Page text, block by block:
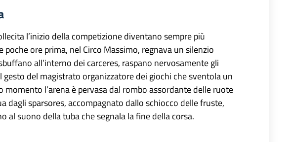
l’inizio della competizione diventano sempre più
poche ore prima, nel Circo Massimo, regnava un silenzio
all’interno dei carceres, raspano nervosamente gli
del magistrato organizzatore dei giochi che sventola un
momento l’arena è pervasa dal rombo assordante delle ruote
dagli sparsores, accompagnato dallo schiocco delle fruste,
al suono della tuba che segnala la fine della corsa.